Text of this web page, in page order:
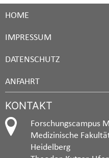
HOME
IMPRESSUM
DATENSCHUTZ
ANFAHRT
KONTAKT
Forschungscampus
Medizinische
Heidelberg